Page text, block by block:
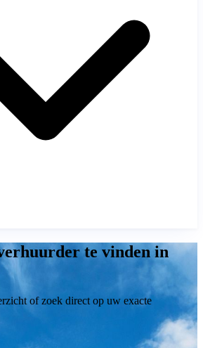
te vinden in
of zoek direct op uw exacte